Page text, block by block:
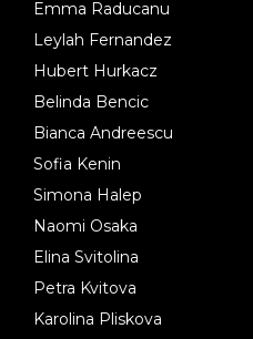
Emma Raducanu
Leylah Fernandez
Hubert Hurkacz
Belinda Bencic
Bianca Andreescu
Sofia Kenin
Simona Halep
Naomi Osaka
Elina Svitolina
Petra Kvitova
Karolina Pliskova